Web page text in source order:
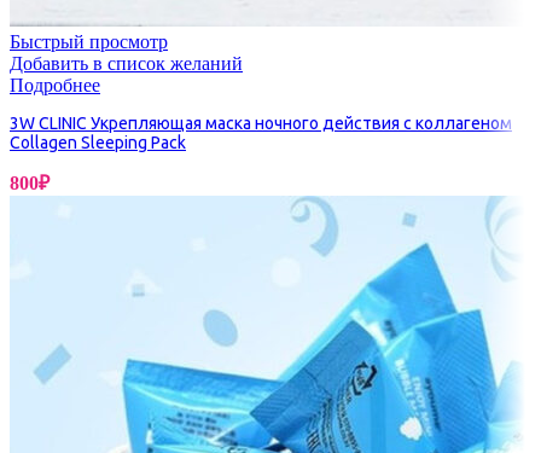
Быстрый просмотр
Добавить в список желаний
Подробнее
3W CLINIC Укрепляющая маска ночного действия с коллагеном
Collagen Sleeping Pack
800₽